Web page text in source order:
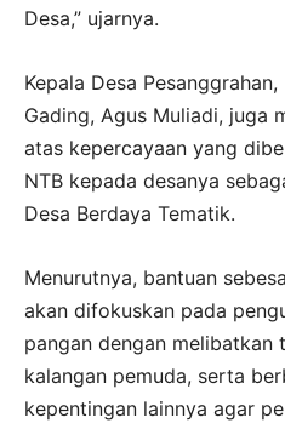
Desa,” ujarnya.
Kepala Desa
Gading, Agus Muliadi, juga
atas kepercayaan yang
NTB kepada desanya
Desa Berdaya Tematik.
Menurutnya, bantuan
akan difokuskan pada
pangan dengan melibatkan
kalangan pemuda, serta
kepentingan lainnya agar